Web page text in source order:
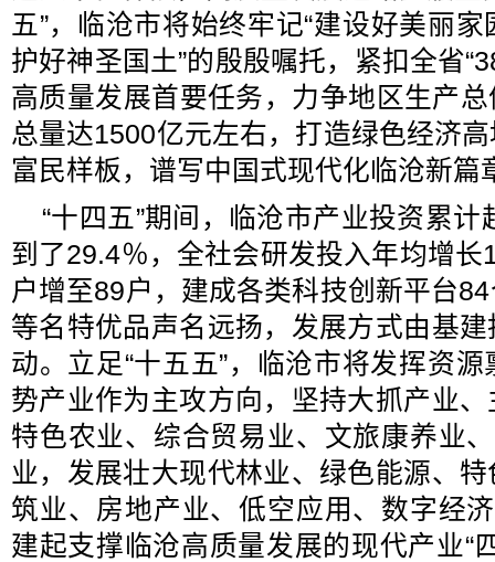
五”，临沧市将始终牢记“建设好美丽
护好神圣国土”的殷殷嘱托，紧扣全省
高质量发展首要任务，力争地区生产
总量达1500亿元左右，打造绿色经济
富民样板，谱写中国式现代化临沧新篇
“十四五”期间，临沧市产业投资累
到了29.4％，全社会研发投入年均增
户增至89户，建成各类科技创新平台
等名特优品声名远扬，发展方式由基
动。立足“十五五”，临沧市将发挥资
势产业作为主攻方向，坚持大抓产业
特色农业、综合贸易业、文旅康养业
业，发展壮大现代林业、绿色能源、
筑业、房地产业、低空应用、数字经
建起支撑临沧高质量发展的现代产业“